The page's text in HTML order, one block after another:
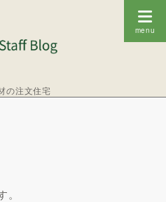
の注文住宅